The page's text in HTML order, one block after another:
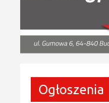
Ogłoszenia